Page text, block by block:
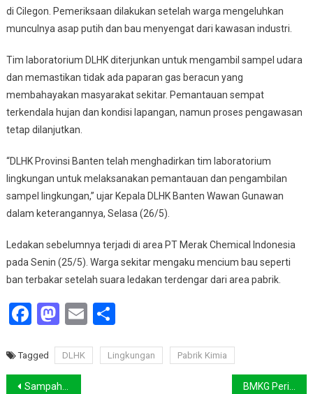
Potensi
Gas
Pascaledakan
Pabrik
Kimia
di Cilegon. Pemeriksaan dilakukan setelah warga mengeluhkan
munculnya asap putih dan bau menyengat dari kawasan industri.
Tim laboratorium DLHK diterjunkan untuk mengambil sampel udara
dan memastikan tidak ada paparan gas beracun yang
membahayakan masyarakat sekitar. Pemantauan sempat
terkendala hujan dan kondisi lapangan, namun proses pengawasan
tetap dilanjutkan.
“DLHK Provinsi Banten telah menghadirkan tim laboratorium
lingkungan untuk melaksanakan pemantauan dan pengambilan
sampel lingkungan,” ujar Kepala DLHK Banten Wawan Gunawan
dalam keterangannya, Selasa (26/5).
Ledakan sebelumnya terjadi di area PT Merak Chemical Indonesia
pada Senin (25/5). Warga sekitar mengaku mencium bau seperti
ban terbakar setelah suara ledakan terdengar dari area pabrik.
Facebook
Mastodon
Email
Tagged DLHK Lingkungan Pabrik Kimia
Navigasi
Sampah Konvoi Juara Persib Capai Tujuh Truk di Bandung BMKG Peringatkan Hujan Lebat di Sejumlah Wilayah Jelang Iduladha